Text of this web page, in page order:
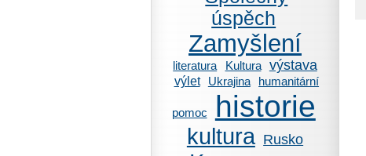
úspěch
Zamyšlení
literatura Kultura výstava
výlet Ukrajina humanitární
pomoc historie
kultura Rusko